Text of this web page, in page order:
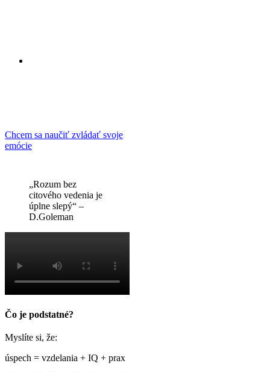
Chcem sa naučiť zvládať svoje
emócie
„Rozum bez
citového vedenia je
úplne slepý“ –
D.Goleman
Čo je podstatné?
Myslíte si, že:
úspech = vzdelania + IQ + prax